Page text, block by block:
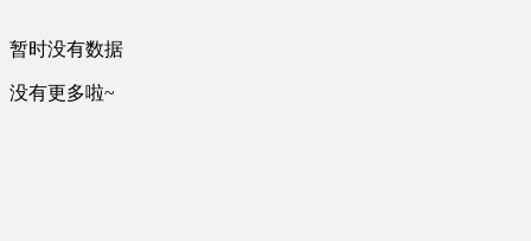
暂时没有数据
没有更多啦~